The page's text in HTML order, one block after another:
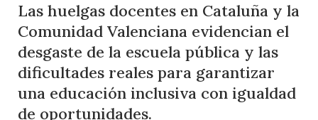
Las huelgas docentes en Cataluña y la
Comunidad Valenciana evidencian el
desgaste de la escuela pública y las
dificultades reales para garantizar
una educación inclusiva con igualdad
de oportunidades.